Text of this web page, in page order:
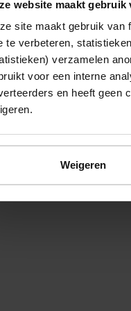
website maakt gebruik
site maakt gebruik van
te verbeteren,
verzamelen
voor een interne
en heeft geen
Weigeren
het
Stichting Forten Nederland